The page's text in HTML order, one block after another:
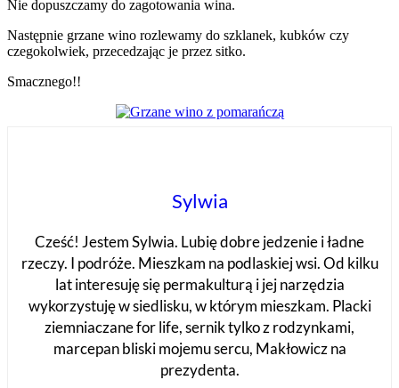
Nie dopuszczamy do zagotowania wina.
Następnie grzane wino rozlewamy do szklanek, kubków czy
czegokolwiek, przecedzając je przez sitko.
Smacznego!!
Sylwia
Cześć! Jestem Sylwia. Lubię dobre jedzenie i ładne
rzeczy. I podróże. Mieszkam na podlaskiej wsi. Od kilku
lat interesuję się permakulturą i jej narzędzia
wykorzystuję w siedlisku, w którym mieszkam. Placki
ziemniaczane for life, sernik tylko z rodzynkami,
marcepan bliski mojemu sercu, Makłowicz na
prezydenta.